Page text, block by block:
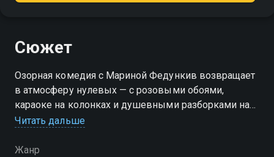
Сюжет
Озорная комедия с Мариной Федункив возвращает
в атмосферу нулевых — с розовыми обоями,
караоке на колонках и душевными разборками на
трассе М-7. У придорожного кафе «Куба» свои
однажды в её жизни появляется Наталья — экс-
Читать дальше
Жанр